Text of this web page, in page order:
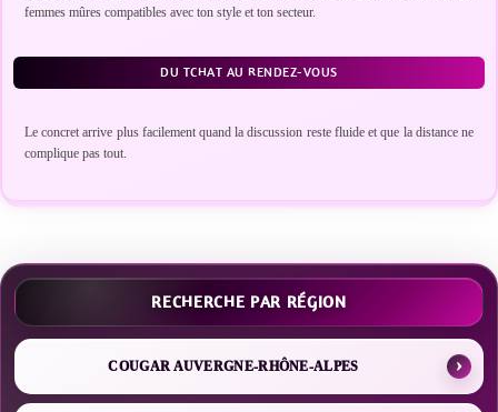
femmes mûres compatibles avec ton style et ton secteur.
DU TCHAT AU RENDEZ-VOUS
Le concret arrive plus facilement quand la discussion reste fluide et que la distance ne
complique pas tout.
RECHERCHE PAR RÉGION
COUGAR AUVERGNE-RHÔNE-ALPES